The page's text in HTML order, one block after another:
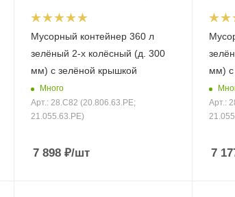
Мусорный контейнер 360 л
зелёный 2-х колёсный (д. 300
мм) с зелёной крышкой
Много
Арт.: 28.C82 (20.806.63.PE;
21.055.63.PE)
7 898₽/шт
мм) с
Арт.:
7